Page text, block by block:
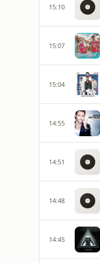
15:10
15:07
15:04
14:55
14:51
14:48
14:45